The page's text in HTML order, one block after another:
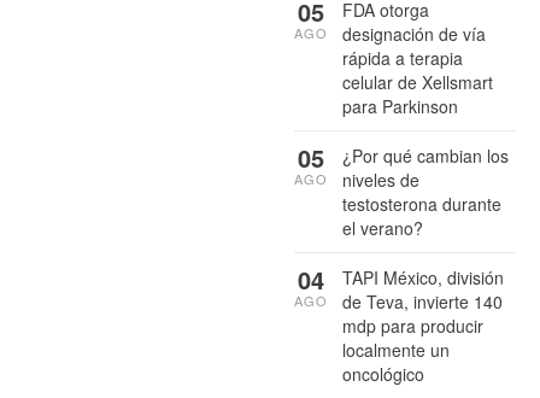
FDA otorga
designación de vía
rápida a terapia
celular de Xellsmart
para Parkinson
05
AGO
¿Por qué cambian los
niveles de
testosterona durante
el verano?
05
AGO
TAPI México, división
de Teva, invierte 140
mdp para producir
localmente un
oncológico
04
AGO